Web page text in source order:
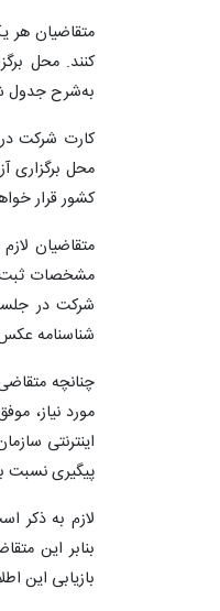
متقاضیان هر
به‌شرح جدول شماره ۱
کشور قرار
متقاضیان
مشخصات
شرکت در
شناسنامه
چنانچه
مورد نیاز،
پیگیری نسبت
لازم به ذکر
بنابر این
بازیابی این